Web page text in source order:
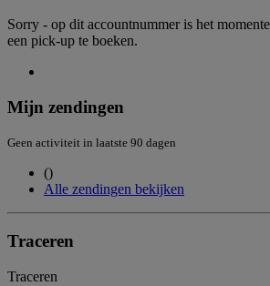
Sorry - op dit accountnummer is het
een pick-up te boeken.
Mijn zendingen
Geen activiteit in laatste 90 dagen
()
Alle zendingen bekijken
Traceren
Traceren